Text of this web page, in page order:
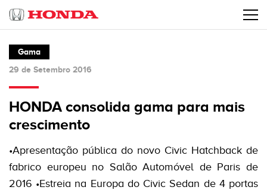
Gama
29 de Setembro 2016
HONDA consolida gama para mais
crescimento
•Apresentação pública do novo Civic Hatchback de
fabrico europeu no Salão Automóvel de Paris de
2016 •Estreia na Europa do Civic Sedan de 4 portas